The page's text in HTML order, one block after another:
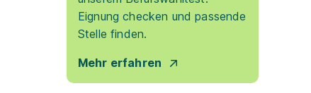
Eignung checken und passende
Stelle finden.
Mehr erfahren